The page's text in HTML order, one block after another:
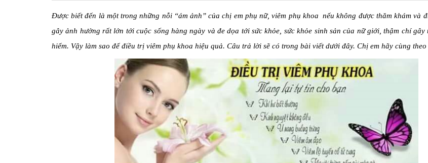
Được biết đến là một trong những nỗi “ám ảnh” của chị em phụ nữ, viêm phụ khoa nếu không được thăm khám và
gây ảnh hưởng rất lớn tới cuộc sống hàng ngày và đe dọa tới sức khỏe, sức khỏe sinh sản của nữ giới, thậm chí
hiểm. Vậy làm sao để điều trị viêm phụ khoa hiệu quả. Câu trả lời sẽ có trong bài viết dưới đây. Chị em hãy cùng theo